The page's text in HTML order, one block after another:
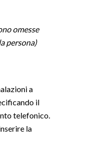
omesse
persona)
a
il
telefonico.
la